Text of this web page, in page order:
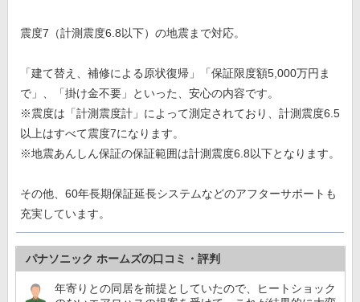
震度7（計測震度6.8以下）の地震まで対応。
「建て替え、補修による原状復帰」「保証限度額5,000万円ま
で」、「掛け金不要」といった、安心の内容です。
※震度は「計測震度計」によって測定されており、計測震度6.5
以上はすべて震度7になります。
※地震あんしん保証の保証範囲は計測震度6.8以下となります。
その他、60年長期保証延長システムなどのアフターサポートも
充実しています。
パナソニック ホームズの口コミ・評判
年寄りとの同居を前提としていたので、ヒートショック